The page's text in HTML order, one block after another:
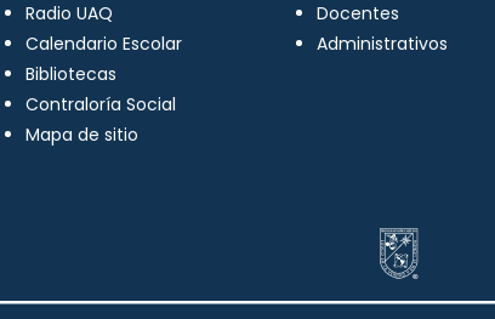
Radio UAQ
Calendario Escolar
Bibliotecas
Contraloría Social
Mapa de sitio
Docentes
Administrativos